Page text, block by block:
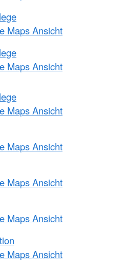
Maps Ansicht
Maps Ansicht
Maps Ansicht
Maps Ansicht
Maps Ansicht
Maps Ansicht
Maps Ansicht